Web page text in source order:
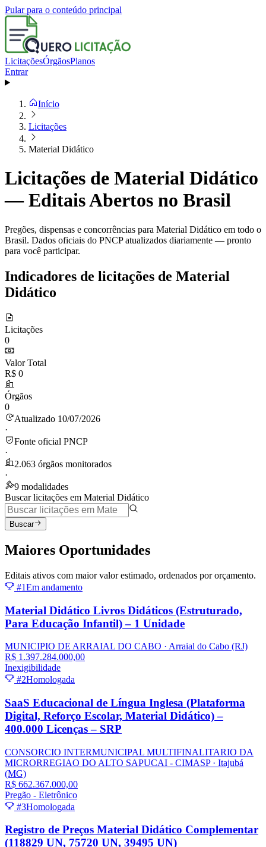
Pular para o conteúdo principal
LicitaçõesÓrgãosPlanos
Entrar
Início
Licitações
Material Didático
Licitações de Material Didático
— Editais Abertos no Brasil
Pregões, dispensas e concorrências para Material Didático em todo o
Brasil. Dados oficiais do PNCP atualizados diariamente — pronto
para você participar.
Indicadores de licitações de Material
Didático
Licitações
0
Valor Total
R$ 0
Órgãos
0
Atualizado 10/07/2026
·
Fonte oficial PNCP
·
2.063 órgãos monitorados
·
9 modalidades
Buscar licitações em Material Didático
Buscar
Maiores Oportunidades
Editais ativos com maior valor estimado, ordenados por orçamento.
#1Em andamento
Material Didático Livros Didáticos (Estruturado,
Para Educação Infantil) – 1 Unidade
MUNICIPIO DE ARRAIAL DO CABO · Arraial do Cabo (RJ)
R$ 1.397.284.000,00
Inexigibilidade
#2Homologada
SaaS Educacional de Língua Inglesa (Plataforma
Digital, Reforço Escolar, Material Didático) –
400.000 Licenças – SRP
CONSORCIO INTERMUNICIPAL MULTIFINALITARIO DA
MICRORREGIAO DO ALTO SAPUCAI - CIMASP· Itajubá
(MG)
R$ 662.367.000,00
Pregão - Eletrônico
#3Homologada
Registro de Preços Material Didático Complementar
(118829 UN, 75720 UN, 39495 UN)